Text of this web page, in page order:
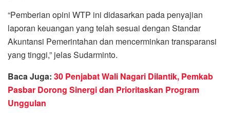
“Pemberian opini WTP ini didasarkan pada penyajian
laporan keuangan yang telah sesuai dengan Standar
Akuntansi Pemerintahan dan mencerminkan transparansi
yang tinggi,” jelas Sudarminto.
Baca Juga: 30 Penjabat Wali Nagari Dilantik, Pemkab
Pasbar Dorong Sinergi dan Prioritaskan Program
Unggulan